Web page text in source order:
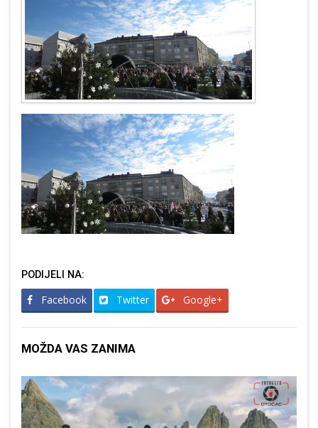
PODIJELI NA:
Facebook Twitter Google+
MOŽDA VAS ZANIMA